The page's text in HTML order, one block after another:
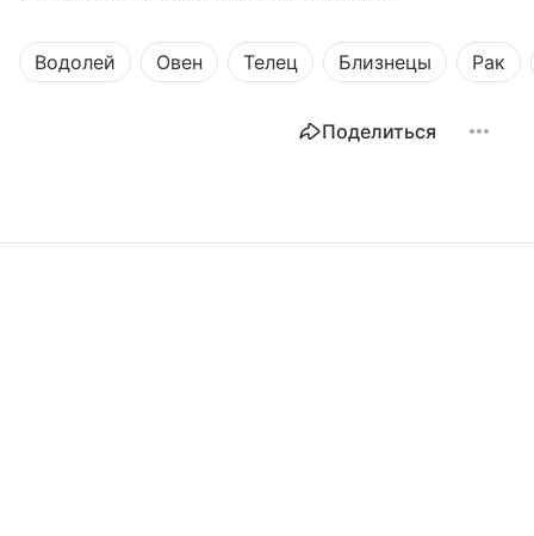
Водолей Овен Телец Близнецы Рак
Поделиться